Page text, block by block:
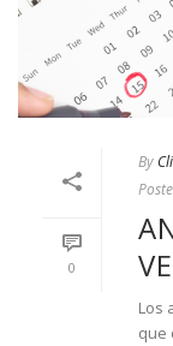
0
By
Los
que